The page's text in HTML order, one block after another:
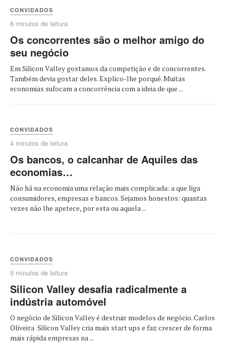
CONVIDADOS
6 minutos de leitura
Os concorrentes são o melhor amigo do
seu negócio
Em Silicon Valley gostamos da competição e de concorrentes.
Também devia gostar deles. Explico-lhe porquê. Muitas
economias sufocam a concorrência com a ideia de que ...
CONVIDADOS
4 minutos de leitura
Os bancos, o calcanhar de Aquiles das
economias…
Não há na economia uma relação mais complicada: a que liga
consumidores, empresas e bancos. Sejamos honestos: quantas
vezes não lhe apetece, por esta ou aquela ...
CONVIDADOS
5 minutos de leitura
Silicon Valley desafia radicalmente a
indústria automóvel
O negócio de Silicon Valley é destruir modelos de negócio. Carlos
Oliveira Silicon Valley cria mais start ups e faz crescer de forma
mais rápida empresas na ...